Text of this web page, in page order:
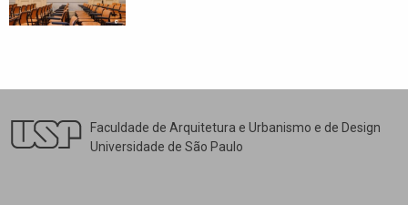
Faculdade de Arquitetura e Urbanismo e de Design
Universidade de São Paulo